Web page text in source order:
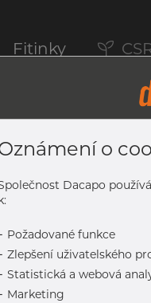
Fitinky
1.4307,
EN 10217-7, nežíhaná,
o
Dacapo
Požadované funkce
Zlepšení uživatelského
Statistická a webová
Marketing